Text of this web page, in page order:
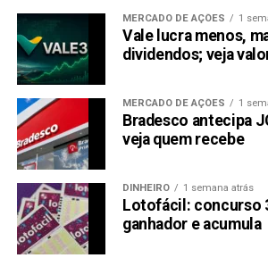
MERCADO DE AÇÕES 1
Vale lucra menos,
dividendos; veja
MERCADO DE AÇÕES 1
Bradesco antecipa
veja quem recebe
DINHEIRO 1 semana atrás
Lotofácil: concurso
ganhador e acumula